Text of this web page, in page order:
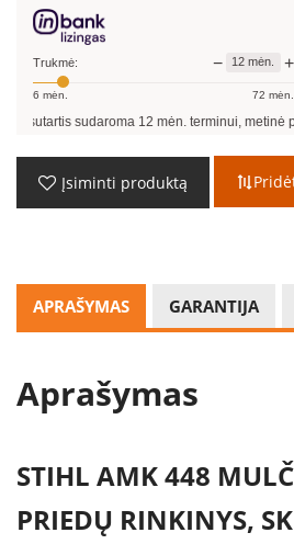
Trukmė: − 12 mėn. +
6 mėn. 72 mėn.
sudaroma12mėn. terminui, metinė palūkanų
Įsiminti produktą
APRAŠYMAS GARANTIJA
Aprašymas
STIHL AMK 448
PRIEDŲ RINKINYS,